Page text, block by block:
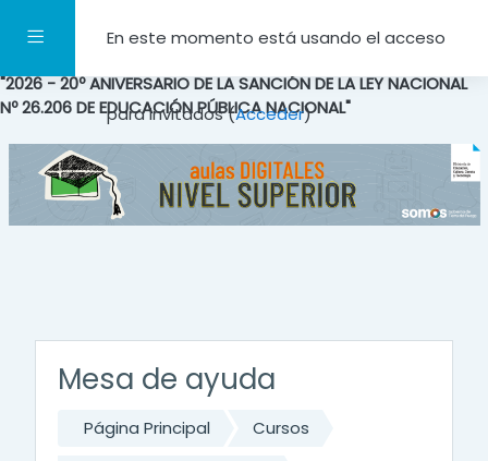
Panel lateralEn este momento está usando el acceso
para invitados (Acceder)
"2026 - 20º ANIVERSARIO DE LA SANCIÓN DE LA LEY NACIONAL
Nº 26.206 DE EDUCACIÓN PÚBLICA NACIONAL"
Mesa de ayuda
Página Principal
Cursos